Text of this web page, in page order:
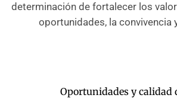
determinación de fortalecer los
oportunidades, la convivencia
Oportunidades y calidad